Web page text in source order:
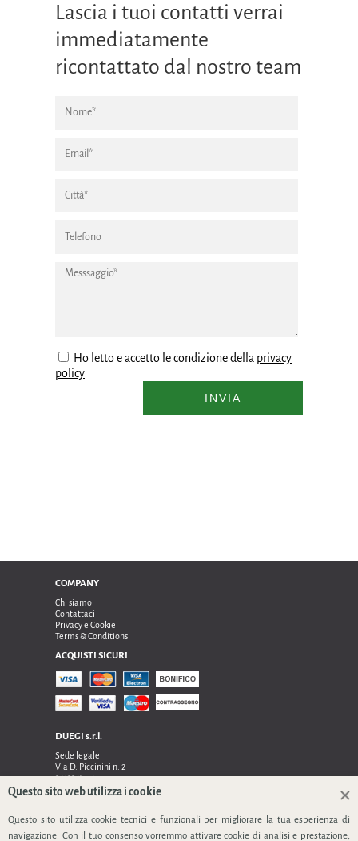
Lascia i tuoi contatti verrai
immediatamente
ricontattato dal nostro team
Ho letto e accetto le condizione della privacy
policy
INVIA
COMPANY
Chi siamo
Contattaci
Privacy e Cookie
Terms & Conditions
ACQUISTI SICURI
DUEGI s.r.l.
Sede legale
Via D. Piccinini n. 2
24122 Bergamo
Sede operativa e amministrativa:
24048 Treviolo (Bg)
TEL 0354128024, FAX 0354129132
Questo sito web utilizza i cookie
Questo sito utilizza cookie tecnici e funzionali per migliorare la tua esperienza di
navigazione. Con il tuo consenso vorremmo attivare cookie di analisi e prestazione,